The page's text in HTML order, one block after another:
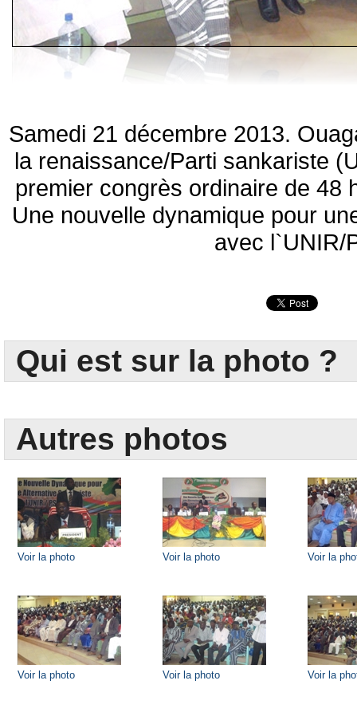
Samedi 21 décembre 2013.
la renaissance/Parti sankariste
premier congrès ordinaire de 48
Une nouvelle dynamique pour
avec l`UNIR/
Qui est sur la photo ?
Autres photos
Voir la photo Voir la photo Voir la
Voir la photo Voir la photo Voir la